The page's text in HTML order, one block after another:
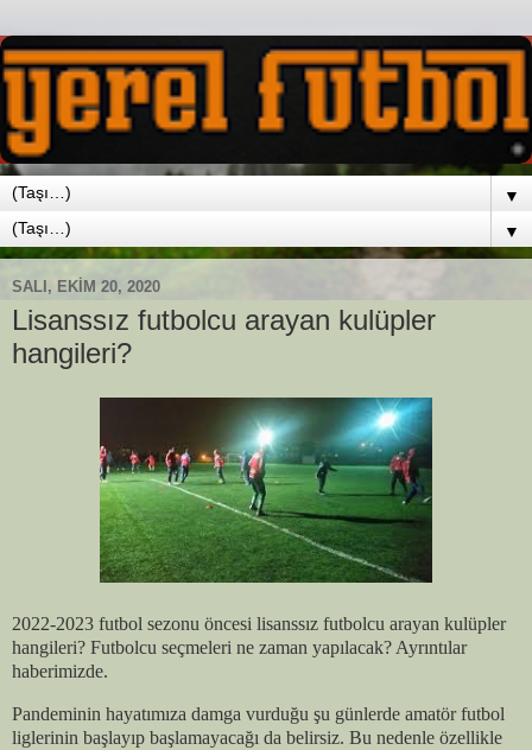
▼
▼
SALI, EKIM 20, 2020
Lisanssız futbolcu arayan kulüpler
hangileri?
2022-2023 futbol sezonu öncesi lisanssız futbolcu arayan kulüpler
hangileri? Futbolcu seçmeleri ne zaman yapılacak? Ayrıntılar
haberimizde.
Pandeminin hayatımıza damga vurduğu şu günlerde amatör futbol
liglerinin başlayıp başlamayacağı da belirsiz. Bu nedenle özellikle